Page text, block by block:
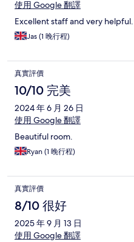
使用 Google 翻譯
Excellent staff and very helpful.
Jas (1 晚行程)
真實評價
10/10 完美
2024 年 6 月 26 日
使用 Google 翻譯
Beautiful room.
Ryan (1 晚行程)
真實評價
8/10 很好
2025 年 9 月 13 日
使用 Google 翻譯